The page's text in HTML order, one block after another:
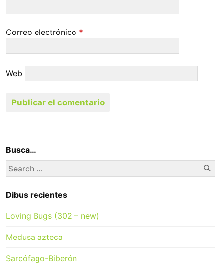
Correo electrónico *
Web
Busca…
Search
for:
Dibus recientes
Loving Bugs (302 – new)
Medusa azteca
Sarcófago-Biberón